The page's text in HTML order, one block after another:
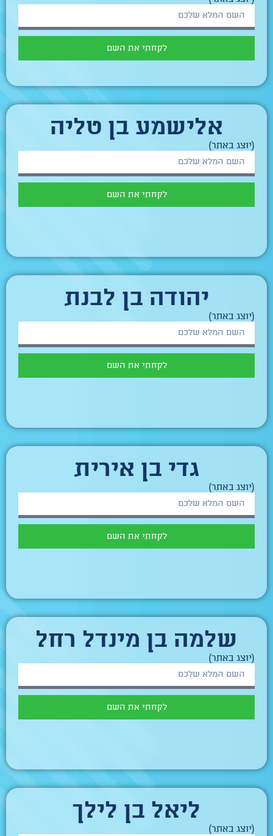
לקחתי את השם
אלישמע בן טליה
(יוצג באתר)
לקחתי את השם
יהודה בן לבנת
(יוצג באתר)
לקחתי את השם
גדי בן אירית
(יוצג באתר)
לקחתי את השם
שלמה בן מינדל רחל
(יוצג באתר)
לקחתי את השם
ליאל בן לילך
(יוצג באתר)